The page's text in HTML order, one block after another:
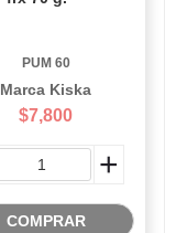
PUM 60
Marca Kiska
$7,800
+
COMPRAR